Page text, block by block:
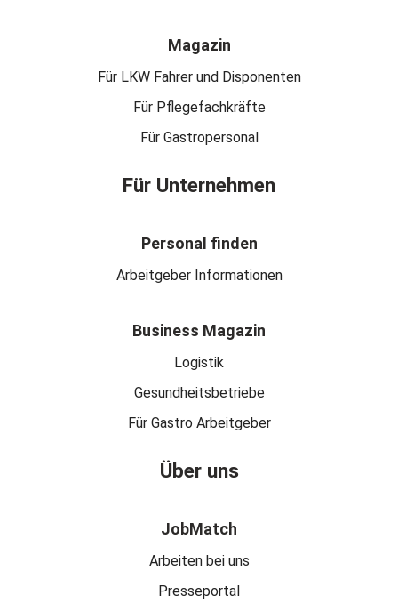
Magazin
Für LKW Fahrer und Disponenten
Für Pflegefachkräfte
Für Gastropersonal
Für Unternehmen
Personal finden
Arbeitgeber Informationen
Business Magazin
Logistik
Gesundheitsbetriebe
Für Gastro Arbeitgeber
Über uns
JobMatch
Arbeiten bei uns
Presseportal